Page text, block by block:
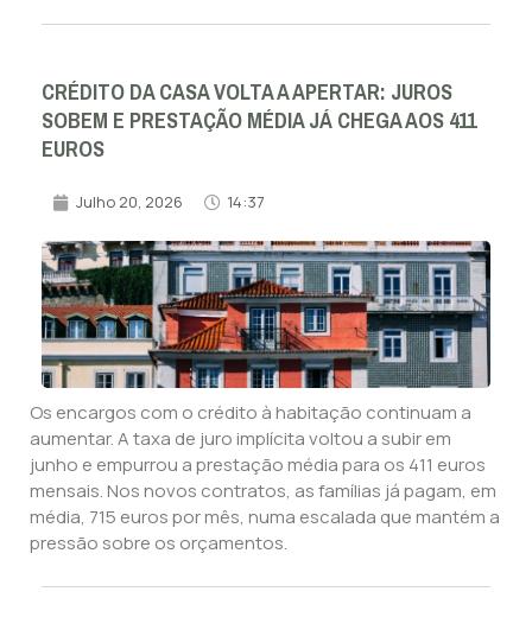
CRÉDITO DA CASA VOLTA A APERTAR: JUROS
SOBEM E PRESTAÇÃO MÉDIA JÁ CHEGA AOS 411
EUROS
Julho 20, 2026 14:37
Os encargos com o crédito à habitação continuam a
aumentar. A taxa de juro implícita voltou a subir em
junho e empurrou a prestação média para os 411 euros
mensais. Nos novos contratos, as famílias já pagam, em
média, 715 euros por mês, numa escalada que mantém a
pressão sobre os orçamentos.